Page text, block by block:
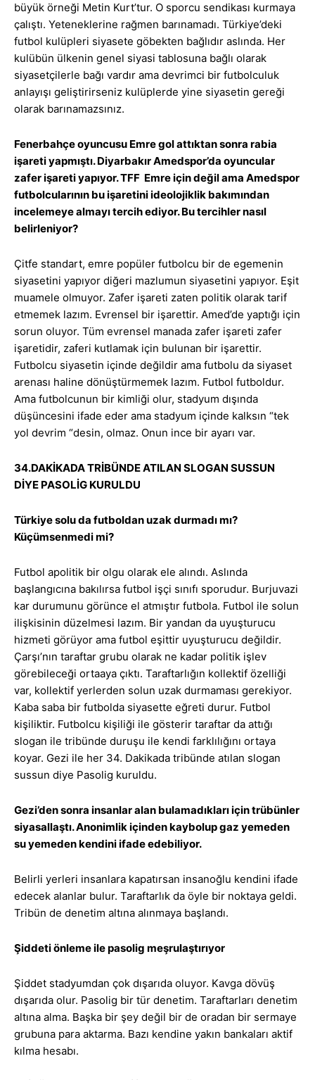
büyük örneği Metin Kurt’tur. O sporcu sendikası kurmaya
çalıştı. Yeteneklerine rağmen barınamadı. Türkiye’deki
futbol kulüpleri siyasete göbekten bağlıdır aslında. Her
kulübün ülkenin genel siyasi tablosuna bağlı olarak
siyasetçilerle bağı vardır ama devrimci bir futbolculuk
anlayışı geliştirirseniz kulüplerde yine siyasetin gereği
olarak barınamazsınız.
Fenerbahçe oyuncusu Emre gol attıktan sonra rabia
işareti yapmıştı. Diyarbakır Amedspor’da oyuncular
zafer işareti yapıyor. TFF Emre için değil ama Amedspor
futbolcularının bu işaretini ideolojiklik bakımından
incelemeye almayı tercih ediyor. Bu tercihler nasıl
belirleniyor?
Çitfe standart, emre popüler futbolcu bir de egemenin
siyasetini yapıyor diğeri mazlumun siyasetini yapıyor. Eşit
muamele olmuyor. Zafer işareti zaten politik olarak tarif
etmemek lazım. Evrensel bir işarettir. Amed’de yaptığı için
sorun oluyor. Tüm evrensel manada zafer işareti zafer
işaretidir, zaferi kutlamak için bulunan bir işarettir.
Futbolcu siyasetin içinde değildir ama futbolu da siyaset
arenası haline dönüştürmemek lazım. Futbol futboldur.
Ama futbolcunun bir kimliği olur, stadyum dışında
düşüncesini ifade eder ama stadyum içinde kalksın “tek
yol devrim “desin, olmaz. Onun ince bir ayarı var.
34.DAKİKADA TRİBÜNDE ATILAN SLOGAN SUSSUN
DİYE PASOLİG KURULDU
Türkiye solu da futboldan uzak durmadı mı?
Küçümsenmedi mi?
Futbol apolitik bir olgu olarak ele alındı. Aslında
başlangıcına bakılırsa futbol işçi sınıfı sporudur. Burjuvazi
kar durumunu görünce el atmıştır futbola. Futbol ile solun
ilişkisinin düzelmesi lazım. Bir yandan da uyuşturucu
hizmeti görüyor ama futbol eşittir uyuşturucu değildir.
Çarşı’nın taraftar grubu olarak ne kadar politik işlev
görebileceği ortaaya çıktı. Taraftarlığın kollektif özelliği
var, kollektif yerlerden solun uzak durmaması gerekiyor.
Kaba saba bir futbolda siyasette eğreti durur. Futbol
kişiliktir. Futbolcu kişiliği ile gösterir taraftar da attığı
slogan ile tribünde duruşu ile kendi farklılığını ortaya
koyar. Gezi ile her 34. Dakikada tribünde atılan slogan
sussun diye Pasolig kuruldu.
Gezi’den sonra insanlar alan bulamadıkları için trübünler
siyasallaştı. Anonimlik içinden kaybolup gaz yemeden
su yemeden kendini ifade edebiliyor.
Belirli yerleri insanlara kapatırsan insanoğlu kendini ifade
edecek alanlar bulur. Taraftarlık da öyle bir noktaya geldi.
Tribün de denetim altına alınmaya başlandı.
Şiddeti önleme ile pasolig meşrulaştırıyor
Şiddet stadyumdan çok dışarıda oluyor. Kavga dövüş
dışarıda olur. Pasolig bir tür denetim. Taraftarları denetim
altına alma. Başka bir şey değil bir de oradan bir sermaye
grubuna para aktarma. Bazı kendine yakın bankaları aktif
kılma hesabı.